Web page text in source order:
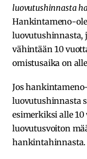
luovutushinnasta
Hankintameno-
luovutushinnasta,
vähintään 10
omistusaika on
Jos
luovutushinnasta
esimerkiksi alle
luovutusvoiton
hankintahinnasta.